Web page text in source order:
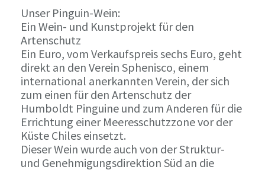
Unser Pinguin-Wein:
Ein Wein- und Kunstprojekt für den
Artenschutz
Ein Euro, vom Verkaufspreis sechs Euro, geht
direkt an den Verein Sphenisco, einem
international anerkannten Verein, der sich
zum einen für den Artenschutz der
Humboldt Pinguine und zum Anderen für die
Errichtung einer Meeresschutzzone vor der
Küste Chiles einsetzt.
Dieser Wein wurde auch von der Struktur-
und Genehmigungsdirektion Süd an die